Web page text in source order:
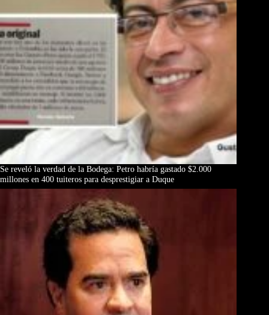
Se reveló la verdad de la Bodega: Petro habría gastado $2.000
millones en 400 tuiteros para desprestigiar a Duque